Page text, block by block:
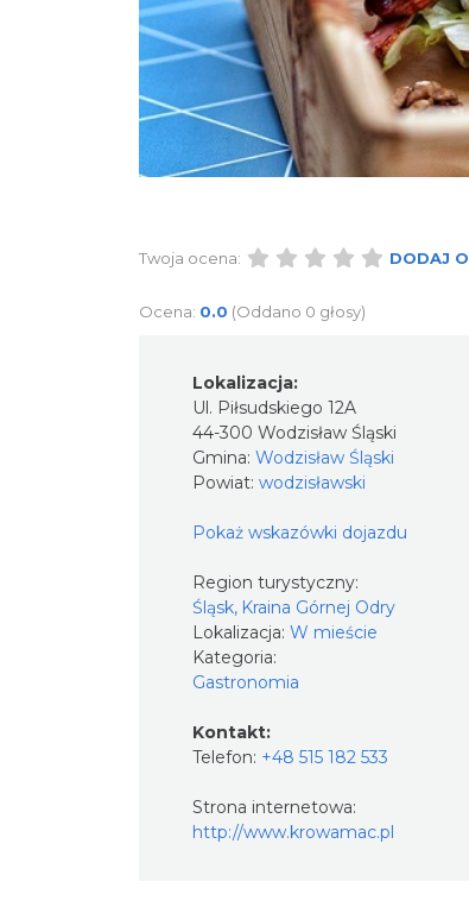
Twoja ocena: DODAJ
Ocena: 0.0 (Oddano 0 głosy)
Lokalizacja:
Ul. Piłsudskiego 12A
44-300 Wodzisław Śląski
Gmina: Wodzisław Śląski
Powiat: wodzisławski
Pokaż wskazówki dojazdu
Region turystyczny:
Śląsk, Kraina Górnej Odry
Lokalizacja: W mieście
Kategoria:
Gastronomia
Kontakt:
Telefon: +48 515 182 533
Strona internetowa:
http://www.krowamac.pl